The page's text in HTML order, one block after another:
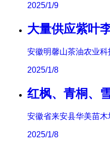
2025/1/9
大量供应紫叶
安徽明馨山茶油农业科
2025/1/8
红枫、青桐、
安徽省来安县华美苗木
2025/1/8